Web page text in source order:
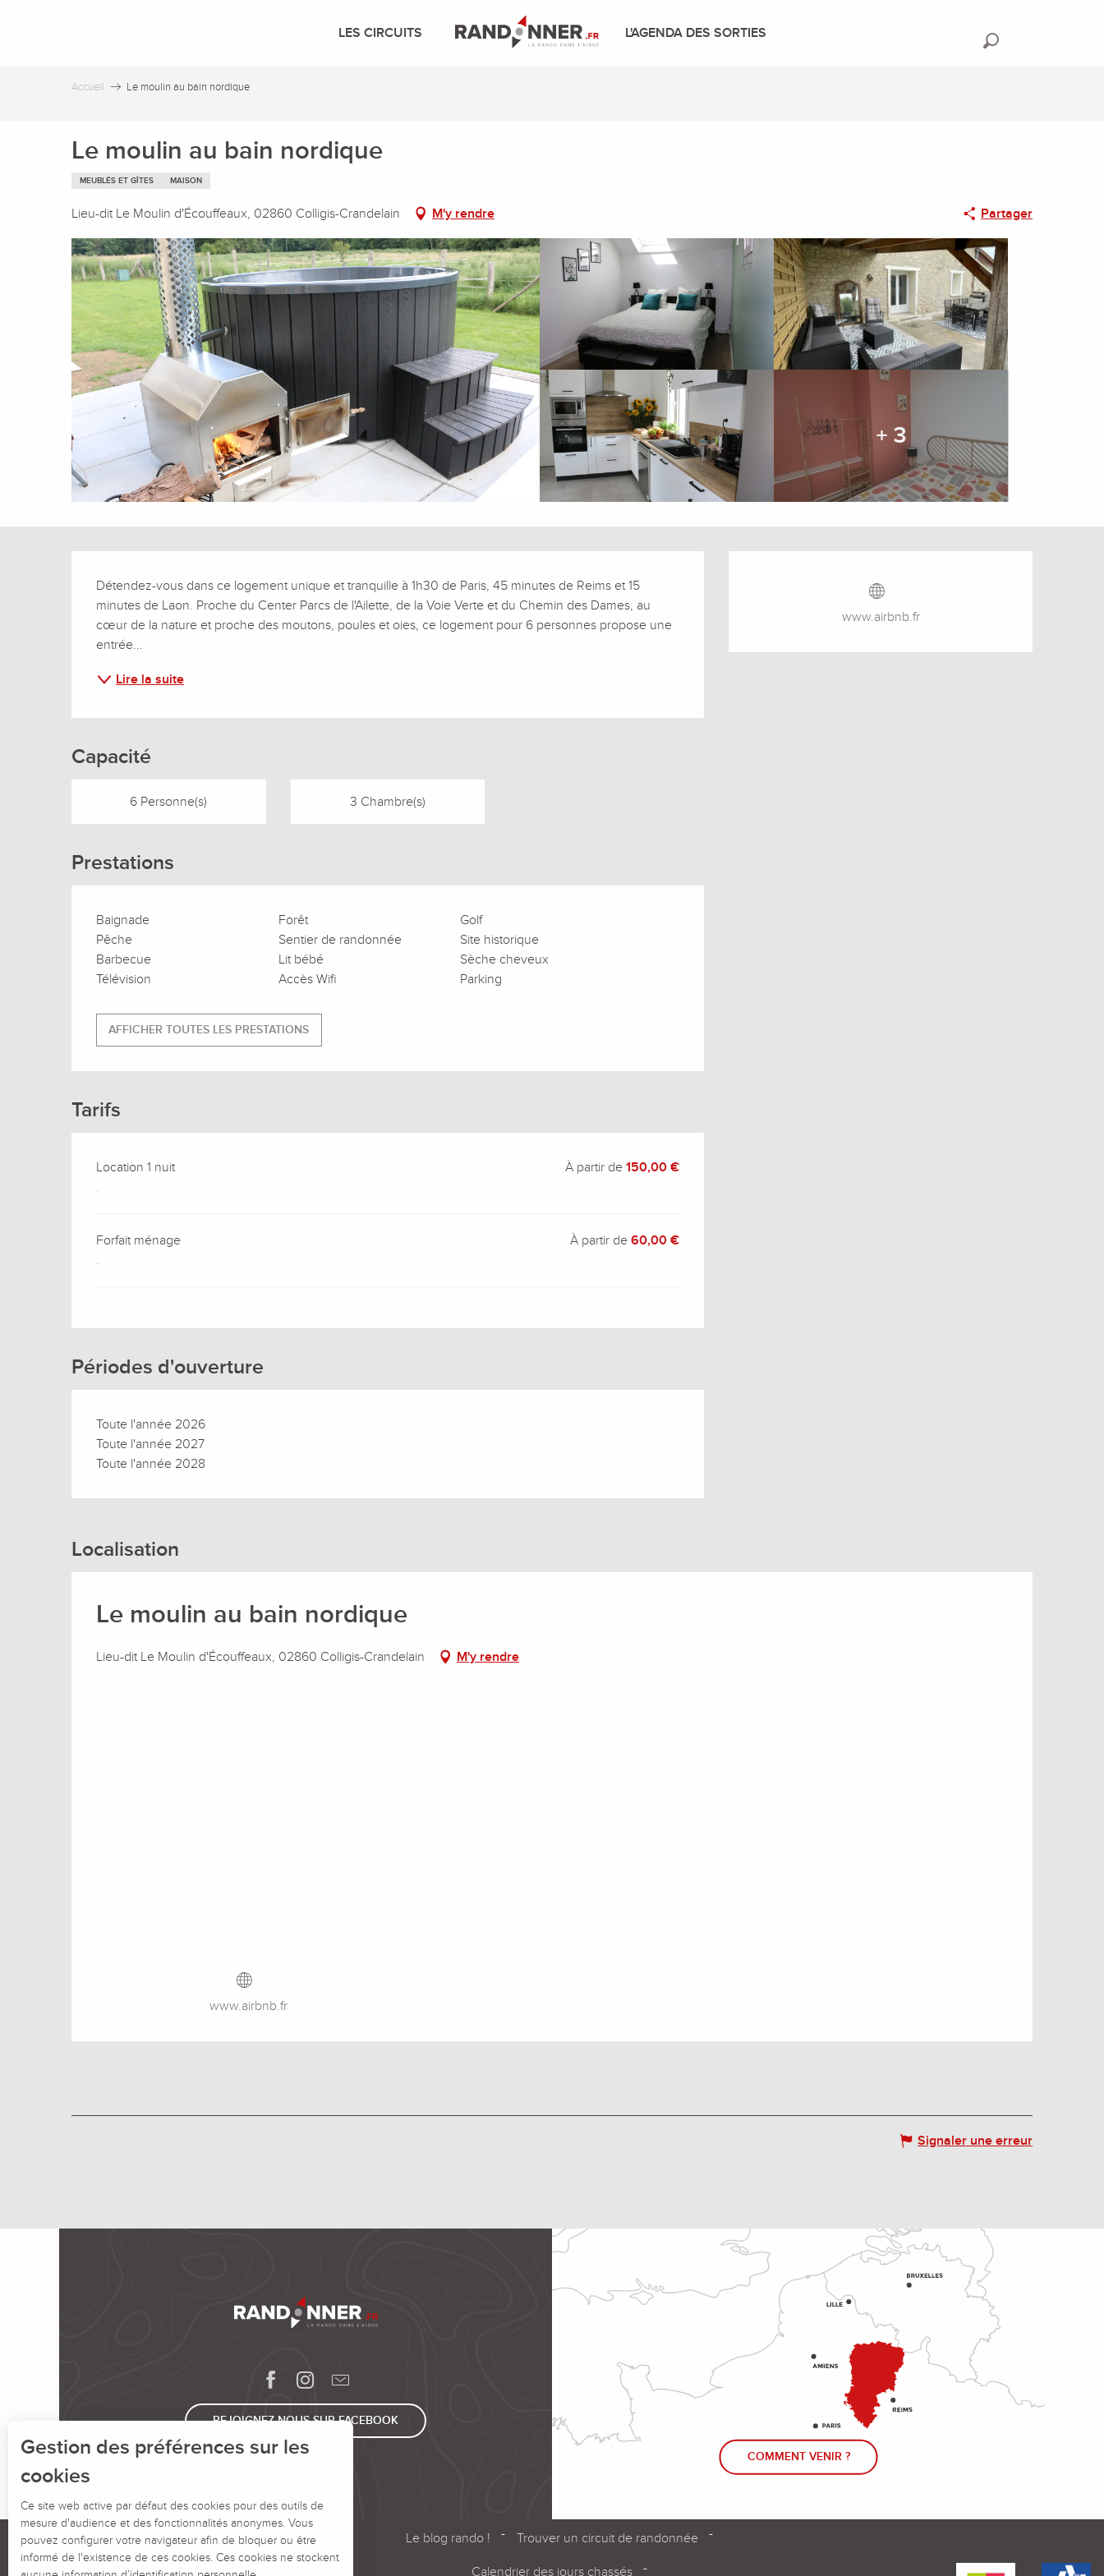
LES CIRCUITS L'AGENDA DES SORTIES
Accueil Le moulin au bain nordique
Le moulin au bain nordique
MEUBLÉS ET GÎTES MAISON
Lieu-dit Le Moulin d'Écouffeaux, 02860 Colligis-Crandelain M'y rendre Partager
+ 3
Ouverture et
www.airbnb.fr
Description
Détendez-vous dans ce logement unique et tranquille à 1h30 de Paris, 45 minutes de Reims et 15
minutes de Laon. Proche du Center Parcs de l'Ailette, de la Voie Verte et du Chemin des Dames, au
cœur de la nature et proche des moutons, poules et oies, ce logement pour 6 personnes propose une
entrée...
Lire la suite
Capacité
6 Personne(s) 3 Chambre(s)
Prestations
Baignade Forêt
Golf
Pêche
Sentier de randonnée
Site historique
Barbecue
Lit bébé
Sèche cheveux
Télévision
Accès Wifi Parking
AFFICHER TOUTES LES PRESTATIONS
Tarifs
Location 1 nuit
.
À partir de150,00 €
Forfait ménage
.
À partir de60,00 €
Périodes d'ouverture
Toute l'année 2026
Toute l'année 2027
Toute l'année 2028
Localisation
Le moulin au bain nordique
Lieu-dit Le Moulin d'Écouffeaux, 02860 Colligis-Crandelain M'y rendre
www.airbnb.fr
Signaler une erreur
REJOIGNEZ-NOUS SUR FACEBOOK
COMMENT VENIR ?
Le blog rando ! Trouver un circuit de randonnée
Calendrier des jours chassés
Gestion des préférences sur les
cookies
Ce site web active par défaut des cookies pour des outils de
mesure d'audience et des fonctionnalités anonymes. Vous
pouvez configurer votre navigateur afin de bloquer ou être
informé de l'existence de ces cookies. Ces cookies ne stockent